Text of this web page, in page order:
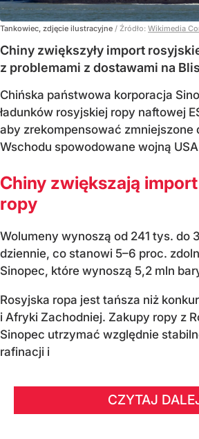
Tankowiec, zdjęcie ilustracyjne / Źródło: Wikimedia
Chiny zwiększyły import
z problemami z dostawami na
Chińska państwowa korporacja
ładunków rosyjskiej ropy naftowej
aby zrekompensować zmniejszone
Wschodu spowodowane wojną
Chiny zwiększają
ropy
Wolumeny wynoszą od 241 tys. do
dziennie, co stanowi 5–6 proc.
Sinopec, które wynoszą 5,2 mln
Rosyjska ropa jest tańsza niż
i Afryki Zachodniej. Zakupy ropy z
Sinopec utrzymać względnie
rafinacji i
CZYTAJ